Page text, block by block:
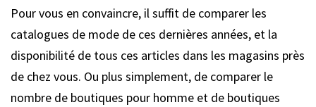
Pour vous en convaincre, il suffit de comparer les
catalogues de mode de ces dernières années, et la
disponibilité de tous ces articles dans les magasins près
de chez vous. Ou plus simplement, de comparer le
nombre de boutiques pour homme et de boutiques